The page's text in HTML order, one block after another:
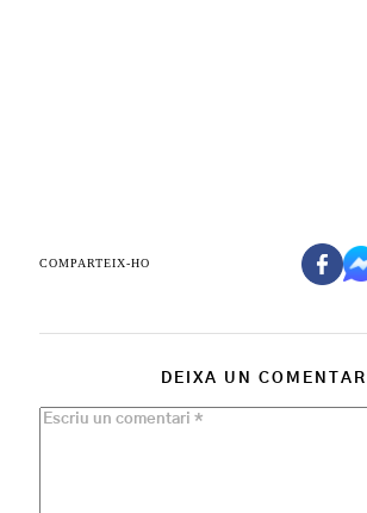
COMPARTEIX-HO
DEIXA UN COMENTARI